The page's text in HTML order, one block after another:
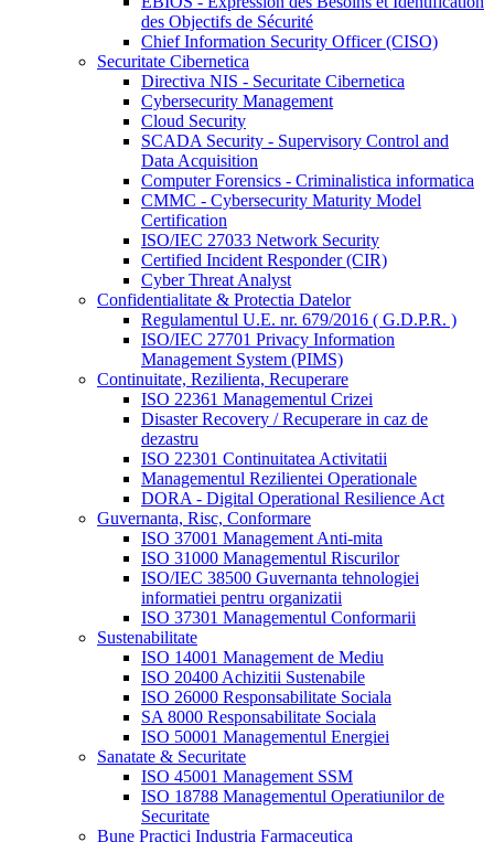
des Objectifs de Sécurité
Chief Information Security Officer (CISO)
Securitate Cibernetica
Directiva NIS - Securitate Cibernetica
Cybersecurity Management
Cloud Security
SCADA Security - Supervisory Control and
Data Acquisition
Computer Forensics - Criminalistica informatica
CMMC - Cybersecurity Maturity Model
Certification
ISO/IEC 27033 Network Security
Certified Incident Responder (CIR)
Cyber Threat Analyst
Confidentialitate & Protectia Datelor
Regulamentul U.E. nr. 679/2016 ( G.D.P.R. )
ISO/IEC 27701 Privacy Information
Management System (PIMS)
Continuitate, Rezilienta, Recuperare
ISO 22361 Managementul Crizei
Disaster Recovery / Recuperare in caz de
dezastru
ISO 22301 Continuitatea Activitatii
Managementul Rezilientei Operationale
DORA - Digital Operational Resilience Act
Guvernanta, Risc, Conformare
ISO 37001 Management Anti-mita
ISO 31000 Managementul Riscurilor
ISO/IEC 38500 Guvernanta tehnologiei
informatiei pentru organizatii
ISO 37301 Managementul Conformarii
Sustenabilitate
ISO 14001 Management de Mediu
ISO 20400 Achizitii Sustenabile
ISO 26000 Responsabilitate Sociala
SA 8000 Responsabilitate Sociala
ISO 50001 Managementul Energiei
Sanatate & Securitate
ISO 45001 Management SSM
ISO 18788 Managementul Operatiunilor de
Securitate
Bune Practici Industria Farmaceutica